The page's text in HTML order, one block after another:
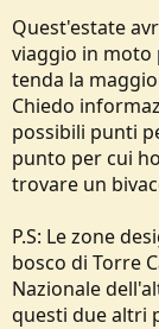
s
s
o
n
e
Quest'estate
viaggio in moto
tenda la
Chiedo
possibili punti
punto per cui
trovare un
P.S: Le zone
bosco di Torre
Nazionale
questi due altri